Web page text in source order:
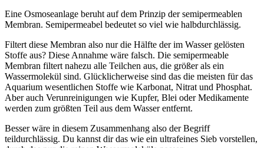
Eine Osmoseanlage beruht auf dem Prinzip der semipermeablen
Membran. Semipermeabel bedeutet so viel wie halbdurchlässig.
Filtert diese Membran also nur die Hälfte der im Wasser gelösten
Stoffe aus? Diese Annahme wäre falsch. Die semipermeable
Membran filtert nahezu alle Teilchen aus, die größer als ein
Wassermolekül sind. Glücklicherweise sind das die meisten für das
Aquarium wesentlichen Stoffe wie Karbonat, Nitrat und Phosphat.
Aber auch Verunreinigungen wie Kupfer, Blei oder Medikamente
werden zum größten Teil aus dem Wasser entfernt.
Besser wäre in diesem Zusammenhang also der Begriff
teildurchlässig. Du kannst dir das wie ein ultrafeines Sieb vorstellen,